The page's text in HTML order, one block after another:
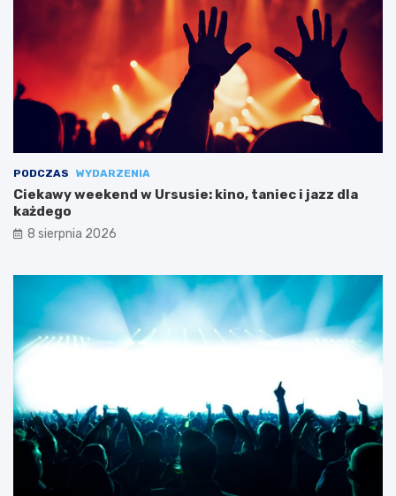
PODCZAS WYDARZENIA
Ciekawy weekend w Ursusie: kino, taniec i jazz dla
każdego
8 sierpnia 2026